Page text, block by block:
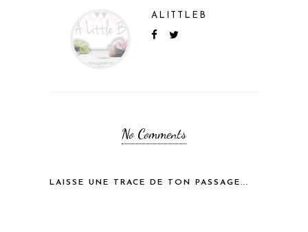
ALITTLEB
No Comments
LAISSE UNE TRACE DE TON PASSAGE...